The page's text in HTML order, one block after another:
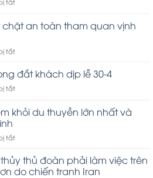
đã
đến
Key
Carnival
chặt an toàn tham quan vịnh
tắtở
Ninh
siết
chặt
toàn
vịnh
Long
đắt khách dịp lễ 30-4
tắtở
thuyền
Hạ
đắt
dịp
lễ
khỏi du thuyền lớn nhất và
tắtở
gỡ
bỏ
thủ đoàn phải làm việc trên
do chiến tranh Iran